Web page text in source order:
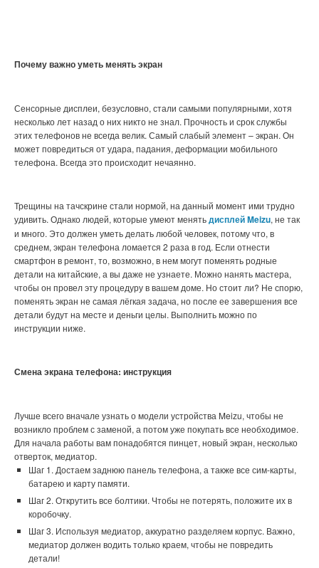
Почему важно уметь менять экран
Сенсорные дисплеи, безусловно, стали самыми популярными, хотя
несколько лет назад о них никто не знал. Прочность и срок службы
этих телефонов не всегда велик. Самый слабый элемент – экран. Он
может повредиться от удара, падания, деформации мобильного
телефона. Всегда это происходит нечаянно.
Трещины на тачскрине стали нормой, на данный момент ими трудно
удивить. Однако людей, которые умеют менятьдисплей Meizu, не так
и много. Это должен уметь делать любой человек, потому что, в
среднем, экран телефона ломается 2 раза в год. Если отнести
смартфон в ремонт, то, возможно, в нем могут поменять родные
детали на китайские, а вы даже не узнаете. Можно нанять мастера,
чтобы он провел эту процедуру в вашем доме. Но стоит ли? Не спорю,
поменять экран не самая лёгкая задача, но после ее завершения все
детали будут на месте и деньги целы. Выполнить можно по
инструкции ниже.
Смена экрана телефона: инструкция
Лучше всего вначале узнать о модели устройства Meizu, чтобы не
возникло проблем с заменой, а потом уже покупать все необходимое.
Для начала работы вам понадобятся пинцет, новый экран, несколько
отверток, медиатор.
Шаг 1. Достаем заднюю панель телефона, а также все сим-карты,
батарею и карту памяти.
Шаг 2. Открутить все болтики. Чтобы не потерять, положите их в
коробочку.
Шаг 3. Используя медиатор, аккуратно разделяем корпус. Важно,
медиатор должен водить только краем, чтобы не повредить
детали!